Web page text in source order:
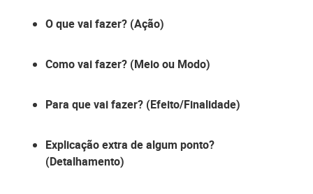
O que vai fazer? (Ação)
Como vai fazer? (Meio ou Modo)
Para que vai fazer? (Efeito/Finalidade)
Explicação extra de algum ponto?
(Detalhamento)